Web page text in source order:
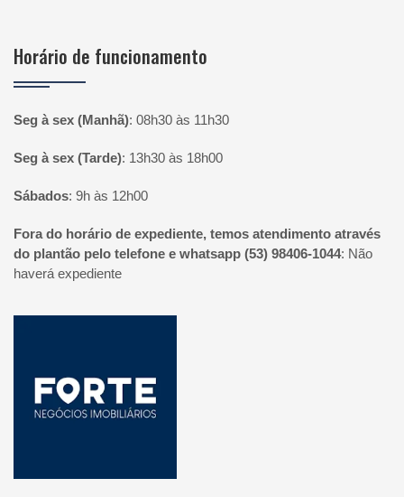
Horário de funcionamento
Seg à sex (Manhã): 08h30 às 11h30
Seg à sex (Tarde): 13h30 às 18h00
Sábados: 9h às 12h00
Fora do horário de expediente, temos atendimento através
do plantão pelo telefone e whatsapp (53) 98406-1044: Não
haverá expediente